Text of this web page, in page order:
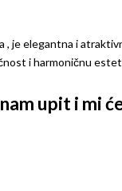
je elegantna i
i harmoničnu
upit i mi